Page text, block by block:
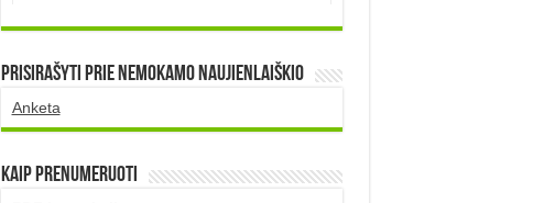
Prisirašyti prie nemokamo naujienlaiškio
Anketa
Kaip prenumeruoti